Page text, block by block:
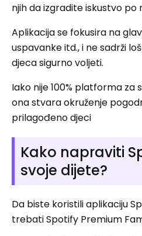
njih da izgradite iskustvo po
Aplikacija se fokusira na
uspavanke itd., i ne sadrži
djeca sigurno voljeti.
Iako nije 100% platforma za
ona stvara okruženje
prilagođeno djeci
Kako napraviti
svoje dijete?
Da biste koristili aplikaciju
trebati Spotify Premium